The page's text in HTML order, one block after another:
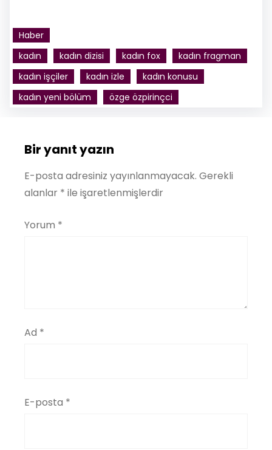
Haber
kadın
kadın dizisi kadın fox
kadın fragman
kadın işçiler
kadın izle
kadın konusu
kadın yeni bölüm
özge özpirinçci
Bir yanıt yazın
E-posta adresiniz yayınlanmayacak. Gerekli
alanlar * ile işaretlenmişlerdir
Yorum *
Ad *
E-posta *